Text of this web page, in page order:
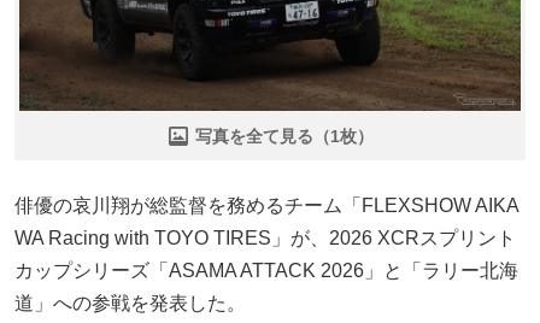
写真を全て見る（1枚）
俳優の哀川翔が総監督を務めるチーム「FLEXSHOW AIKA
WA Racing with TOYO TIRES」が、2026 XCRスプリント
カップシリーズ「ASAMA ATTACK 2026」と「ラリー北海
道」への参戦を発表した。